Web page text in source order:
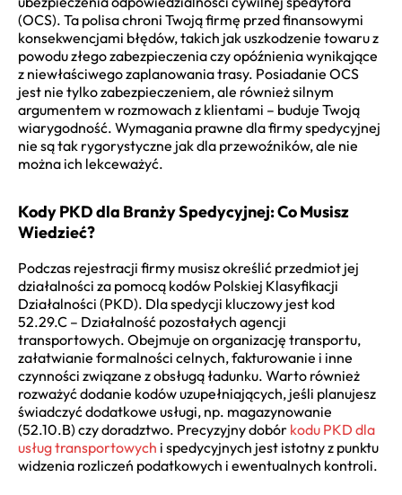
(OCS). Ta polisa chroni Twoją firmę przed finansowymi
konsekwencjami błędów, takich jak uszkodzenie towaru z
powodu złego zabezpieczenia czy opóźnienia wynikające
z niewłaściwego zaplanowania trasy. Posiadanie OCS
jest nie tylko zabezpieczeniem, ale również silnym
argumentem w rozmowach z klientami – buduje Twoją
wiarygodność. Wymagania prawne dla firmy spedycyjnej
nie są tak rygorystyczne jak dla przewoźników, ale nie
można ich lekceważyć.
Kody PKD dla Branży Spedycyjnej: Co Musisz
Wiedzieć?
Podczas rejestracji firmy musisz określić przedmiot jej
działalności za pomocą kodów Polskiej Klasyfikacji
Działalności (PKD). Dla spedycji kluczowy jest kod
52.29.C – Działalność pozostałych agencji
transportowych. Obejmuje on organizację transportu,
załatwianie formalności celnych, fakturowanie i inne
czynności związane z obsługą ładunku. Warto również
rozważyć dodanie kodów uzupełniających, jeśli planujesz
świadczyć dodatkowe usługi, np. magazynowanie
(52.10.B) czy doradztwo. Precyzyjny dobór kodu PKD dla
usług transportowych i spedycyjnych jest istotny z punktu
widzenia rozliczeń podatkowych i ewentualnych kontroli.